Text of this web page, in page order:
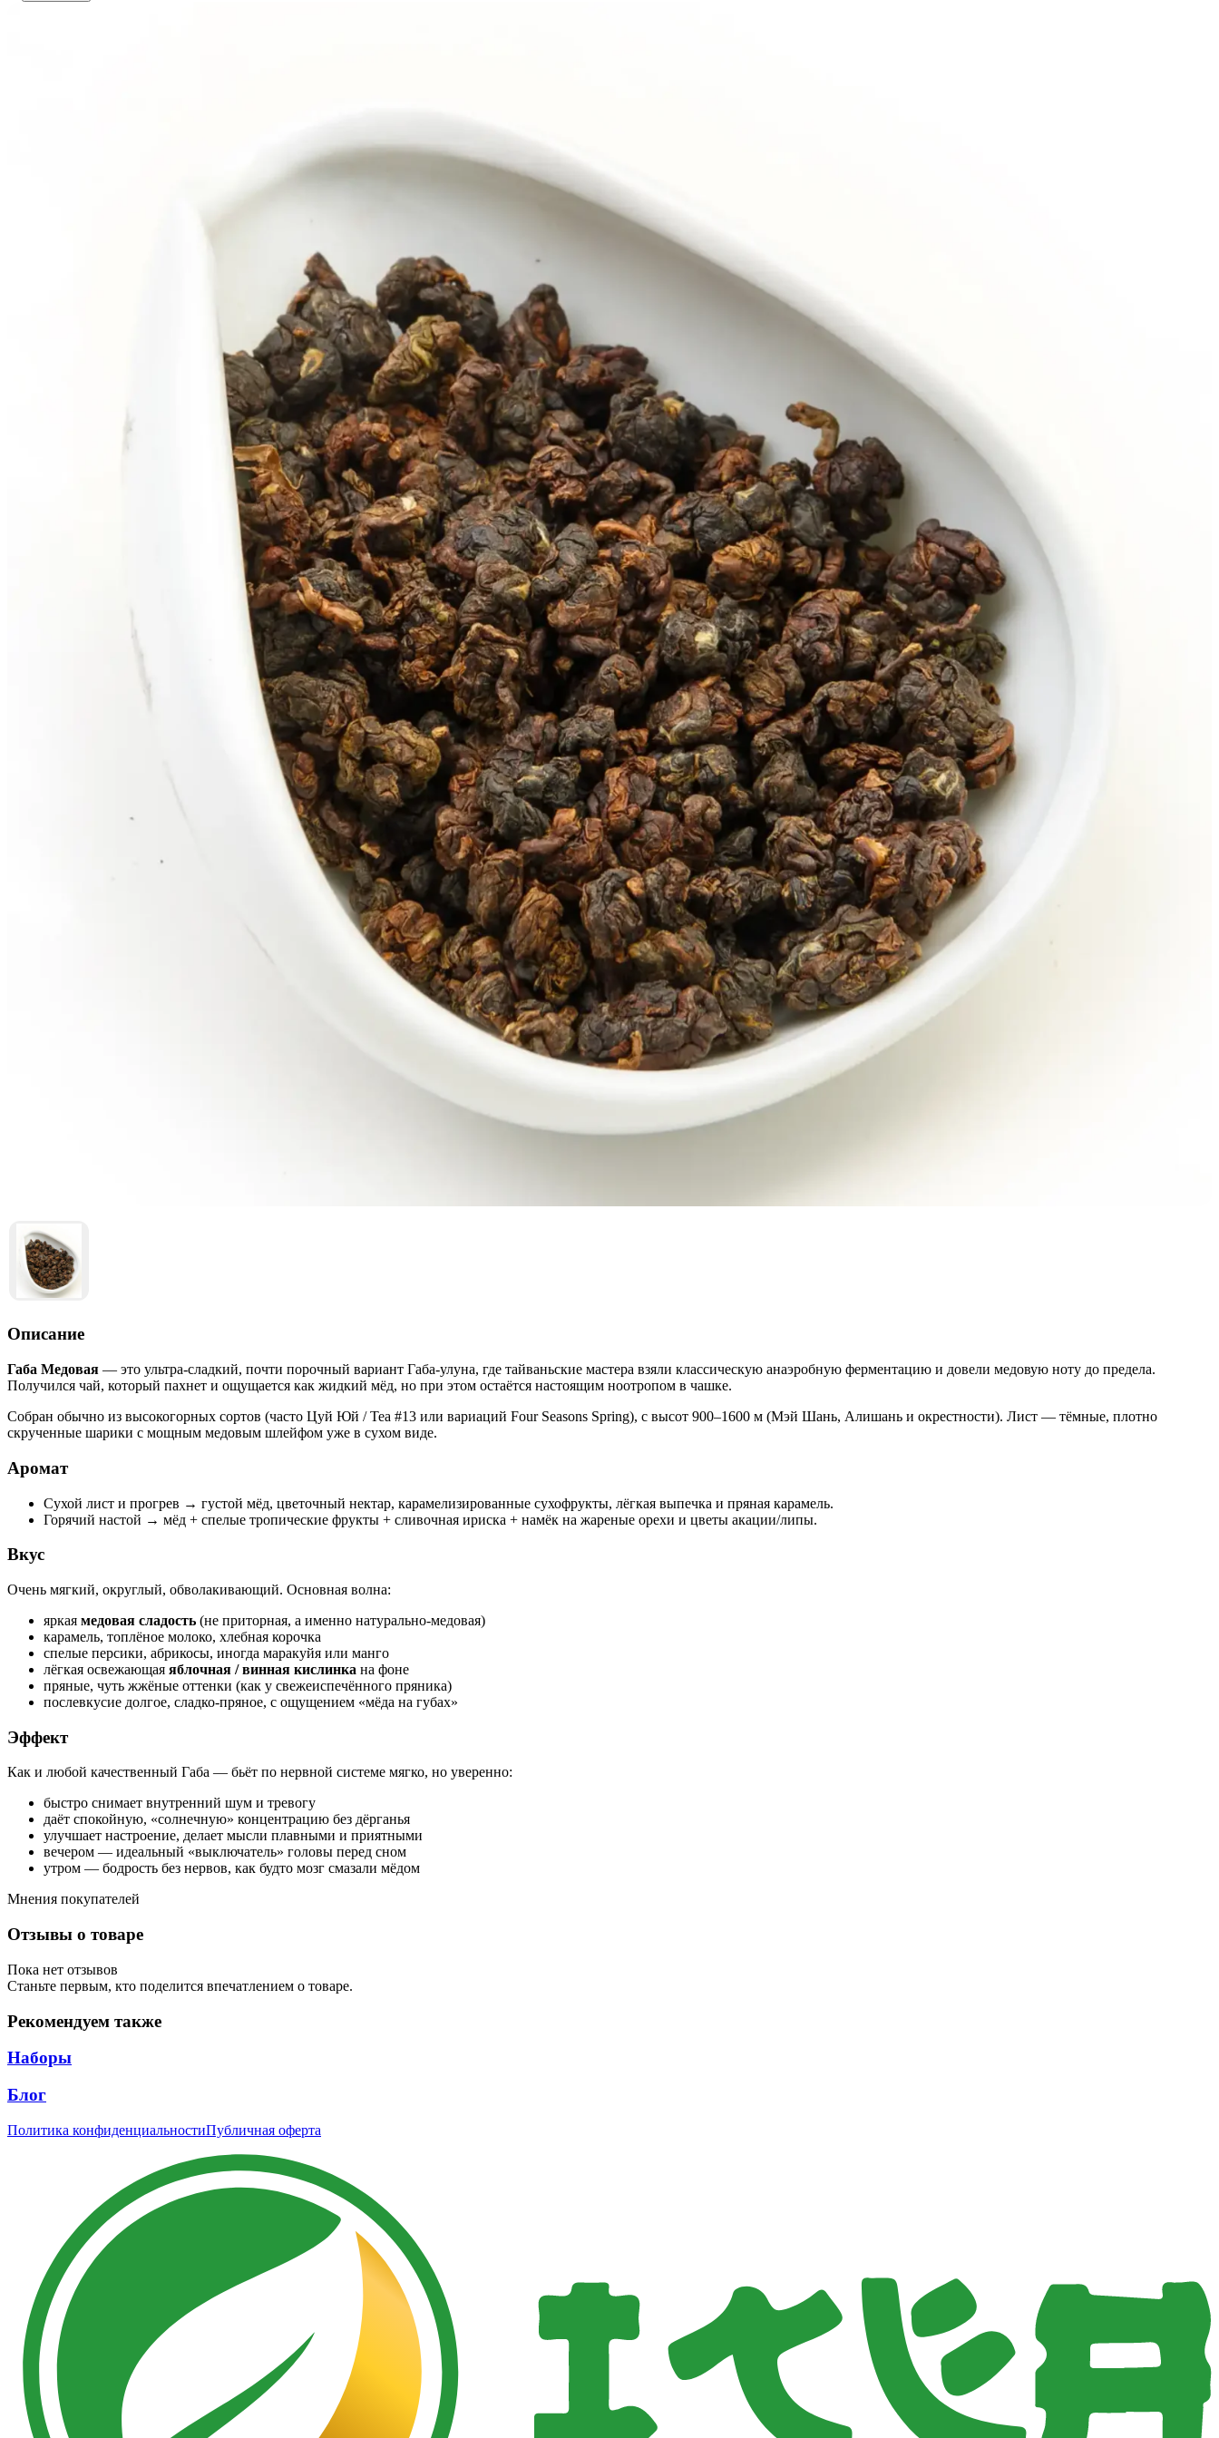
Описание
Габа Медовая — это ультра-сладкий, почти порочный вариант Габа-улуна, где тайваньские мастера взяли классическую анаэробную ферментацию и довели медовую ноту до предела.
Получился чай, который пахнет и ощущается как жидкий мёд, но при этом остаётся настоящим ноотропом в чашке.
Собран обычно из высокогорных сортов (часто Цуй Юй / Tea #13 или вариаций Four Seasons Spring), с высот 900–1600 м (Мэй Шань, Алишань и окрестности). Лист — тёмные, плотно
скрученные шарики с мощным медовым шлейфом уже в сухом виде.
Аромат
Сухой лист и прогрев → густой мёд, цветочный нектар, карамелизированные сухофрукты, лёгкая выпечка и пряная карамель.
Горячий настой → мёд + спелые тропические фрукты + сливочная ириска + намёк на жареные орехи и цветы акации/липы.
Вкус
Очень мягкий, округлый, обволакивающий. Основная волна:
яркая медовая сладость (не приторная, а именно натурально-медовая)
карамель, топлёное молоко, хлебная корочка
спелые персики, абрикосы, иногда маракуйя или манго
лёгкая освежающая яблочная / винная кислинка на фоне
пряные, чуть жжёные оттенки (как у свежеиспечённого пряника)
послевкусие долгое, сладко-пряное, с ощущением «мёда на губах»
Эффект
Как и любой качественный Габа — бьёт по нервной системе мягко, но уверенно:
быстро снимает внутренний шум и тревогу
даёт спокойную, «солнечную» концентрацию без дёрганья
улучшает настроение, делает мысли плавными и приятными
вечером — идеальный «выключатель» головы перед сном
утром — бодрость без нервов, как будто мозг смазали мёдом
Мнения покупателей
Отзывы о товаре
Пока нет отзывов
Станьте первым, кто поделится впечатлением о товаре.
Рекомендуем также
Наборы
Блог
Политика конфиденциальностиПубличная оферта